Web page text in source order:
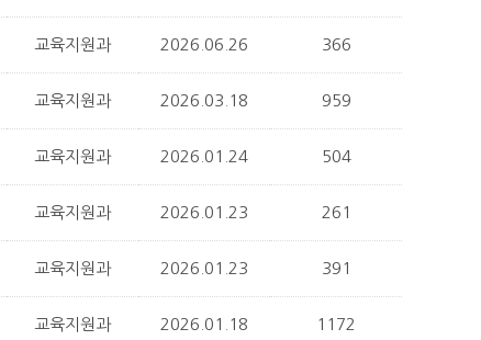
교육지원과 2026.06.26 366
교육지원과 2026.03.18 959
교육지원과 2026.01.24 504
교육지원과 2026.01.23 261
교육지원과 2026.01.23 391
교육지원과 2026.01.18 1172